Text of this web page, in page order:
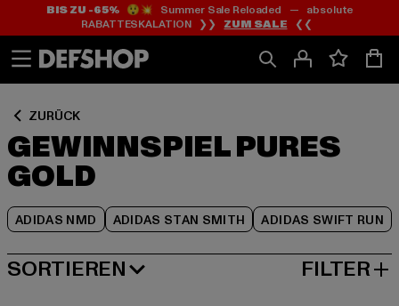
Zum
Inhalt
springen
Zum
Fußzeile
springen
BIS ZU -65%😲💥 Summer Sale Reloaded — absolute
RABATTESKALATION ❯❯ ZUM SALE ❮❮
ZURÜCK
GEWINNSPIEL PURES
GOLD
ADIDAS NMD ADIDAS STAN SMITH ADIDAS SWIFT RUN
Zum
Produktraster
springen
SORTIEREN
BELIEBTESTE FILTER